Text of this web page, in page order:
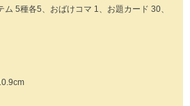
ム 5種各5、おばけコマ 1、お題カード 30、